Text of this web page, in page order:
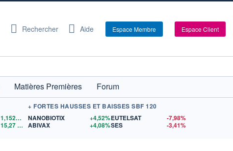
Rechercher Aide Espace Membre Espace Client
Matières Premières
Forum
1,1529$US
15,27$US
+ FORTES HAUSSES ET BAISSES SBF 120
NANOBIOTIX
+4,52%
ABIVAX
+4,08%
EUTELSAT
-7,98%
SES
-3,41%